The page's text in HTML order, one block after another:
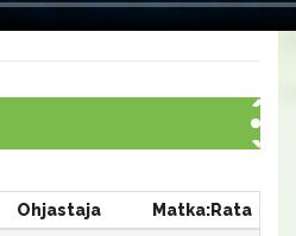
Ohjastaja Matka:Rata